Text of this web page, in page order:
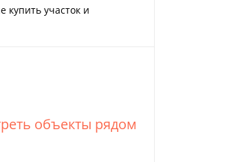
купить участок и
объекты рядом